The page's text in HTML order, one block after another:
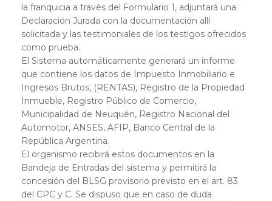
la franquicia a través del Formulario 1, adjuntará una
Declaración Jurada con la documentación allí
solicitada y las testimoniales de los testigos ofrecidos
como prueba.
El Sistema automáticamente generará un informe
que contiene los datos de Impuesto Inmobiliario e
Ingresos Brutos, (RENTAS), Registro de la Propiedad
Inmueble, Registro Público de Comercio,
Municipalidad de Neuquén, Registro Nacional del
Automotor, ANSES, AFIP, Banco Central de la
República Argentina.
El organismo recibirá estos documentos en la
Bandeja de Entradas del sistema y permitirá la
concesión del BLSG provisorio previsto en el art. 83
del CPC y C. Se dispuso que en caso de duda